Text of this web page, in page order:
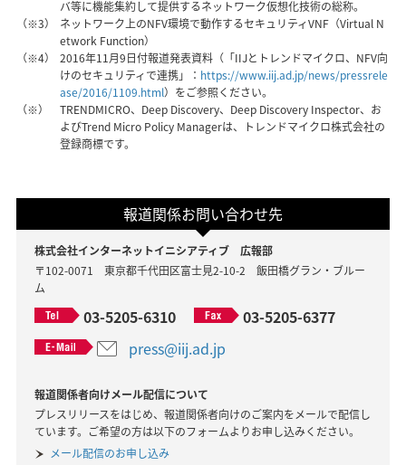
バ等に機能集約して提供するネットワーク仮想化技術の総称。
（※3）
ネットワーク上のNFV環境で動作するセキュリティVNF（Virtual N
etwork Function）
（※4）
2016年11月9日付報道発表資料（「IIJとトレンドマイクロ、NFV向
けのセキュリティで連携」： https://www.iij.ad.jp/news/pressrele
ase/2016/1109.html）をご参照ください。
（※）
TRENDMICRO、Deep Discovery、Deep Discovery Inspector、お
よびTrend Micro Policy Managerは、トレンドマイクロ株式会社の
登録商標です。
報道関係お問い合わせ先
株式会社インターネットイニシアティブ 広報部
〒102-0071 東京都千代田区富士見2-10-2 飯田橋グラン・ブルー
ム
03-5205-6310
03-5205-6377
press@iij.ad.jp
報道関係者向けメール配信について
プレスリリースをはじめ、報道関係者向けのご案内をメールで配信し
ています。ご希望の方は以下のフォームよりお申し込みください。
メール配信のお申し込み